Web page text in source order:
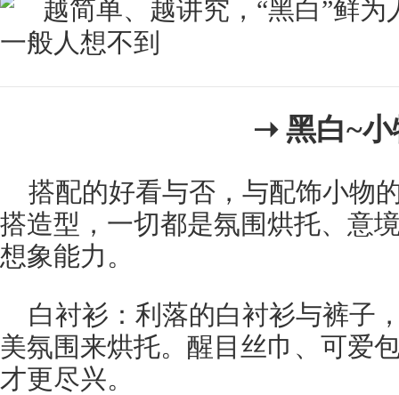
➝ 黑白~小
搭配的好看与否，与配饰小物
搭造型，一切都是氛围烘托、意
想象能力。
白衬衫：利落的白衬衫与裤子
美氛围来烘托。醒目丝巾、可爱
才更尽兴。